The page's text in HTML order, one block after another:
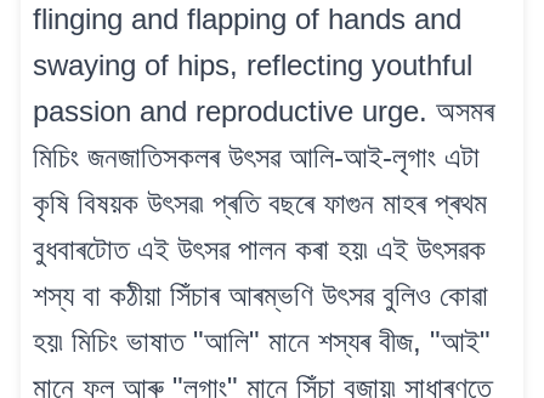
flinging and flapping of hands and
swaying of hips, reflecting youthful
passion and reproductive urge. অসমৰ
মিচিং জনজাতিসকলৰ উৎসৱ আলি-আই-লৃগাং এটা
কৃষি বিষয়ক উৎসৱ৷ প্ৰতি বছৰে ফাগুন মাহৰ প্ৰথম
বুধবাৰটোত এই উৎসৱ পালন কৰা হয়৷ এই উৎসৱক
শস্য বা কঠীয়া সিঁচাৰ আৰম্ভণি উৎসৱ বুলিও কোৱা
হয়৷ মিচিং ভাষাত "আলি" মানে শস্যৰ বীজ, "আই"
মানে ফল আৰু "লৃগাং" মানে সিঁচা বুজায়৷ সাধাৰণতে